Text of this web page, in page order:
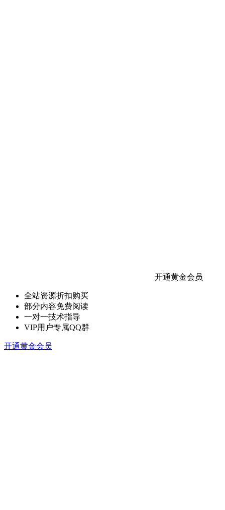
开通黄金会员
全站资源折扣购买
部分内容免费阅读
一对一技术指导
VIP用户专属QQ群
开通黄金会员